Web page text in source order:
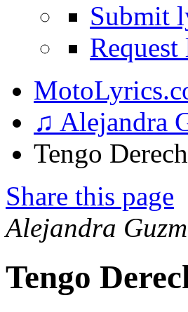
Submit
♫ Alejandra
Tengo
Share this page
Alejandra
Tengo